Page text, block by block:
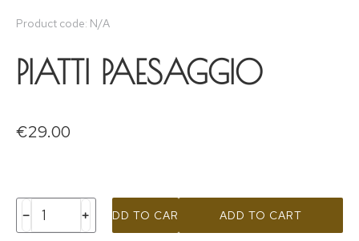
Product code: N/A
PIATTI PAESAGGIO
€29.00
ADD TO CART ADD TO CART